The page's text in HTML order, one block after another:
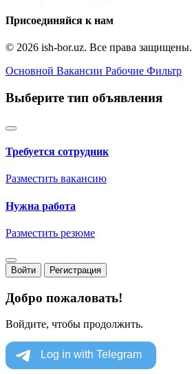
Присоединяйся к нам
© 2026 ish-bor.uz. Все права защищены.
Основной Вакансии Рабочие Фильтр
Выберите тип объявления
Требуется сотрудник
Разместить вакансию
Нужна работа
Разместить резюме
Войти Регистрация
Добро пожаловать!
Войдите, чтобы продолжить.